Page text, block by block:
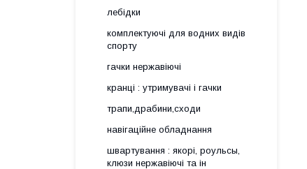
лебідки
комплектуючі для водних видів
спорту
гачки нержавіючі
кранці : утримувачі і гачки
трапи,драбини,сходи
навігаційне обладнання
швартування : якорі, роульсы,
клюзи нержавіючі та ін